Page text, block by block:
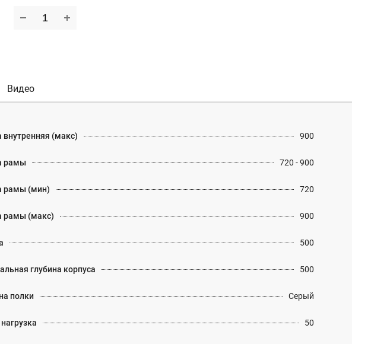
Видео
внутренняя (макс) 900
рамы 720 - 900
рамы (мин) 720
рамы (макс) 900
500
глубина корпуса 500
полки Серый
50